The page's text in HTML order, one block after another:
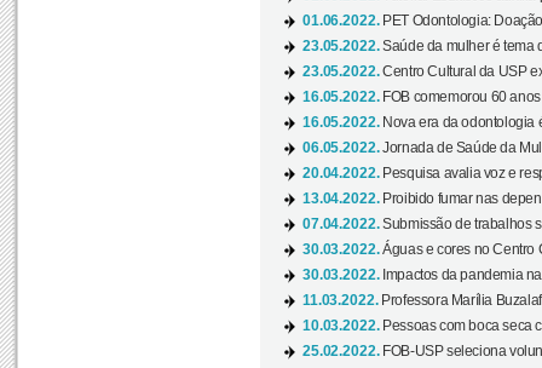
01.06.2022. PET Odontologia:
23.05.2022.Saúde da mulher é tema
23.05.2022.Centro Cultural da USP
16.05.2022. FOB comemorou 60
16.05.2022. Nova era da odontologia
06.05.2022.Jornada de Saúde da
20.04.2022. Pesquisa avalia voz e
13.04.2022. Proibido fumar nas
07.04.2022.Submissão de trabalhos
30.03.2022.Águas e cores no Centro
30.03.2022. Impactos da pandemia
11.03.2022. Professora Marília
10.03.2022. Pessoas com boca seca
25.02.2022. FOB-USP seleciona